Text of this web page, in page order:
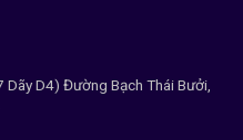
D4) Đường Bạch Thái Bưởi,